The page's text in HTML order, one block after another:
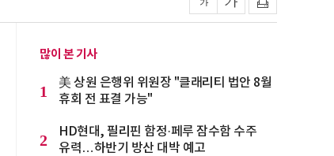
많이 본 기사
1
美 상원 은행위 위원장 "클래리티 법안 8월
휴회 전 표결 가능"
2
HD현대, 필리핀 함정·페루 잠수함 수주
유력…하반기 방산 대박 예고